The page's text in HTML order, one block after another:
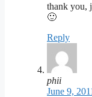
thank you,
🙂
Reply
phii
June 9,